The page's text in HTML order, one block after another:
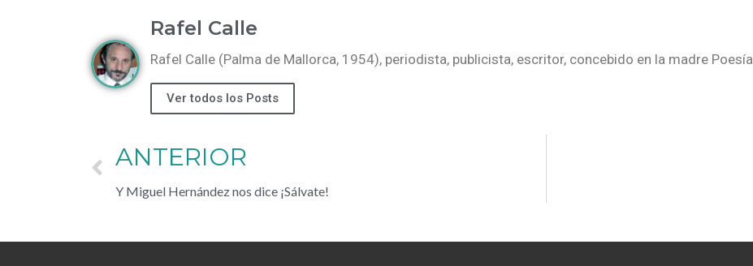
Rafel Calle
Rafel Calle (Palma de Mallorca, 1954), periodista, publicista, escritor, concebido en la madre Poesía.
Ver todos los Posts
ANTERIOR
Y Miguel Hernández nos dice ¡Sálvate!